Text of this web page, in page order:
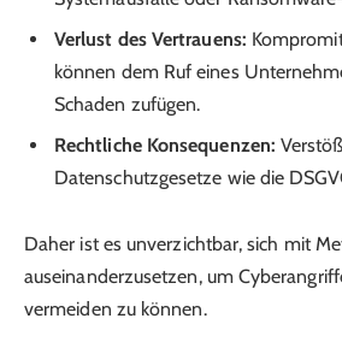
Verlust des Vertrauens:
können dem Ruf eines
Schaden zufügen.
Rechtliche Konsequenzen:
Datenschutzgesetze wie die
Daher ist es unverzichtbar, sich mit
auseinanderzusetzen, um
vermeiden zu können.